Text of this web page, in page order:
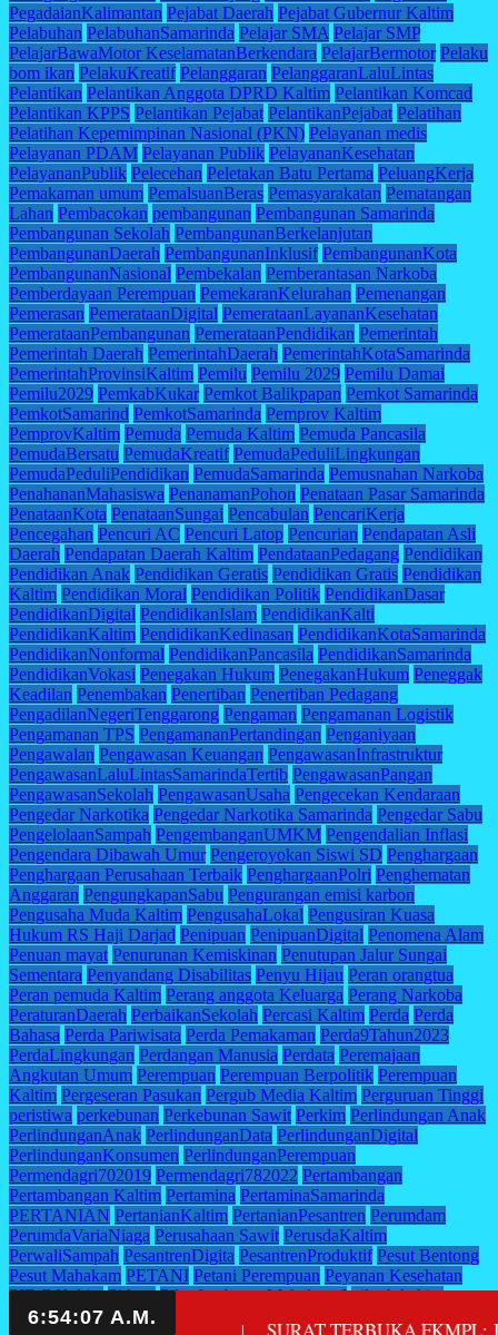
PegadaianKalimantan Pejabat Daerah Pejabat Gubernur Kaltim
Pelabuhan PelabuhanSamarinda Pelajar SMA Pelajar SMP
PelajarBawaMotor KeselamatanBerkendara PelajarBermotor Pelaku
bom ikan PelakuKreatif Pelanggaran PelanggaranLaluLintas
Pelantikan Pelantikan Anggota DPRD Kaltim Pelantikan Komcad
Pelantikan KPPS Pelantikan Pejabat PelantikanPejabat Pelatihan
Pelatihan Kepemimpinan Nasional (PKN) Pelayanan medis
Pelayanan PDAM Pelayanan Publik PelayananKesehatan
PelayananPublik Pelecehan Peletakan Batu Pertama PeluangKerja
Pemakaman umum PemalsuanBeras Pemasyarakatan Pematangan
Lahan Pembacokan pembangunan Pembangunan Samarinda
Pembangunan Sekolah PembangunanBerkelanjutan
PembangunanDaerah PembangunanInklusif PembangunanKota
PembangunanNasional Pembekalan Pemberantasan Narkoba
Pemberdayaan Perempuan PemekaranKelurahan Pemenangan
Pemerasan PemerataanDigital PemerataanLayananKesehatan
PemerataanPembangunan PemerataanPendidikan Pemerintah
Pemerintah Daerah PemerintahDaerah PemerintahKotaSamarinda
PemerintahProvinsiKaltim Pemilu Pemilu 2029 Pemilu Damai
Pemilu2029 PemkabKukar Pemkot Balikpapan Pemkot Samarinda
PemkotSamarind PemkotSamarinda Pemprov Kaltim
PemprovKaltim Pemuda Pemuda Kaltim Pemuda Pancasila
PemudaBersatu PemudaKreatif PemudaPeduliLingkungan
PemudaPeduliPendidikan PemudaSamarinda Pemusnahan Narkoba
PenahananMahasiswa PenanamanPohon Penataan Pasar Samarinda
PenataanKota PenataanSungai Pencabulan PencariKerja
Pencegahan Pencuri AC Pencuri Latop Pencurian Pendapatan Asli
Daerah Pendapatan Daerah Kaltim PendataanPedagang Pendidikan
Pendidikan Anak Pendidikan Geratis Pendidikan Gratis Pendidikan
Kaltim Pendidikan Moral Pendidikan Politik PendidikanDasar
PendidikanDigital PendidikanIslam PendidikanKalti
PendidikanKaltim PendidikanKedinasan PendidikanKotaSamarinda
PendidikanNonformal PendidikanPancasila PendidikanSamarinda
PendidikanVokasi Penegakan Hukum PenegakanHukum Peneggak
Keadilan Penembakan Penertiban Penertiban Pedagang
PengadilanNegeriTenggarong Pengaman Pengamanan Logistik
Pengamanan TPS PengamananPertandingan Penganiyaan
Pengawalan Pengawasan Keuangan PengawasanInfrastruktur
PengawasanLaluLintasSamarindaTertib PengawasanPangan
PengawasanSekolah PengawasanUsaha Pengecekan Kendaraan
Pengedar Narkotika Pengedar Narkotika Samarinda Pengedar Sabu
PengelolaanSampah PengembanganUMKM Pengendalian Inflasi
Pengendara Dibawah Umur Pengeroyokan Siswi SD Penghargaan
Penghargaan Perusahaan Terbaik PenghargaanPolri Penghematan
Anggaran PengungkapanSabu Pengurangan emisi karbon
Pengusaha Muda Kaltim PengusahaLokal Pengusiran Kuasa
Hukum RS Haji Darjad Penipuan PenipuanDigital Penomena Alam
Penuan mayat Penurunan Kemiskinan Penutupan Jalur Sungai
Sementara Penyandang Disabilitas Penyu Hijau Peran orangtua
Peran pemuda Kaltim Perang anggota Keluarga Perang Narkoba
PeraturanDaerah PerbaikanSekolah Percasi Kaltim Perda Perda
Bahasa Perda Pariwisata Perda Pemakaman Perda9Tahun2023
PerdaLingkungan Perdangan Manusia Perdata Peremajaan
Angkutan Umum Perempuan Perempuan Berpolitik Perempuan
Kaltim Pergeseran Pasukan Pergub Media Kaltim Perguruan Tinggi
peristiwa perkebunan Perkebunan Sawit Perkim Perlindungan Anak
PerlindunganAnak PerlindunganData PerlindunganDigital
PerlindunganKonsumen PerlindunganPerempuan
Permendagri702019 Permendagri782022 Pertambangan
Pertambangan Kaltim Pertamina PertaminaSamarinda
PERTANIAN PertanianKaltim PertanianPesantren Perumdam
PerumdaVariaNiaga Perusahaan Sawit PerusdaKaltim
PerwaliSampah PesantrenDigita PesantrenProduktif Pesut Bentong
Pesut Mahakam PETANI Petani Perempuan Peyanan Kesehatan
PID P Kaltim Pidana Pilar Jambatan Mahakam I pilgub kaltim
Pilgub Kaltim 2024
|